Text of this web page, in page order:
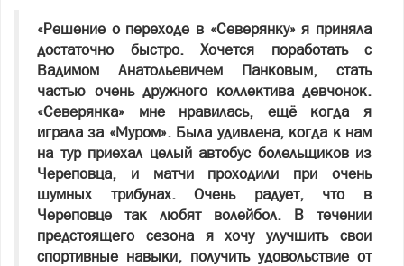
«Решение о переходе в «Северянку» я приняла
достаточно быстро. Хочется поработать с
Вадимом Анатольевичем Панковым, стать
частью очень дружного коллектива девчонок.
«Северянка» мне нравилась, ещё когда я
играла за «Муром». Была удивлена, когда к нам
на тур приехал целый автобус болельщиков из
Череповца, и матчи проходили при очень
шумных трибунах. Очень радует, что в
Череповце так любят волейбол. В течении
предстоящего сезона я хочу улучшить свои
спортивные навыки, получить удовольствие от